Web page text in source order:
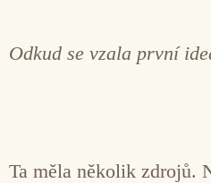
Odkud se vzala první
Ta měla několik zdrojů.